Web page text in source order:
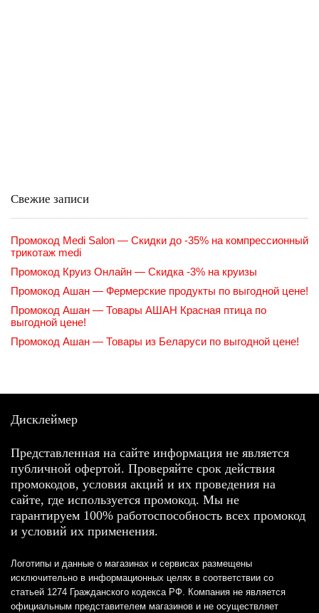
Свежие записи
Промокод Medi Salon — Скидки до -35% на компрессионный
трикотаж medi
Промокод Круиз Онлайн — Скидка -3% на круизы
Промокод Ашан — Фермерские продукты по выгодной цене!
Промокод Ашан — Товары АШАН Красная птица по
выгодной цене!
Промокод Ашан — Товары из Беларуси по выгодной цене!
Дисклеймер
Представленная на сайте информация не является
публичной офертой. Проверяйте срок действия
промокодов, условия акций и их проведения на
сайте, где используется промокод. Мы не
гарантируем 100% работоспособность всех промокод
и условий их применения.
Логотипы и данные о магазинах и сервисах размещены
исключительно в информационных целях в соответствии со
статьей 1274 Гражданского кодекса РФ. Компания не является
официальным представителем магазинов и не осуществляет